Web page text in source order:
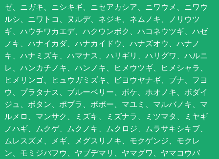
ゼ、ニガキ、ニシキギ、ニセアカシア、ニワウメ、ニワウ
ルシ、ニワトコ、ヌルデ、ネジキ、ネムノキ、ノリウツ
ギ、ハウチワカエデ、ハクウンボク、ハコネウツギ、ハゼ
ノキ、ハナイカダ、ハナカイドウ、ハナズオウ、ハナノ
キ、ハナミズキ、ハマナス、ハリギリ、ハリグワ、ハルニ
レ、ハンカチノキ、ハンノキ、ヒメウツギ、ヒメシャラ、
ヒメリンゴ、ヒュウガミズキ、ビヨウヤナギ、ブナ、フヨ
ウ、プラタナス、ブルーベリー、ボケ、ホオノキ、ボダイ
ジュ、ボタン、ポプラ、ポポー、マユミ、マルバノキ、マ
ルメロ、マンサク、ミズキ、ミズナラ、ミツマタ、ミヤギ
ノハギ、ムクゲ、ムクノキ、ムクロジ、ムラサキシキブ、
ムレスズメ、メギ、メグスリノキ、モクゲンジ、モクレ
ン、モミジバフウ、ヤブデマリ、ヤマグワ、ヤマコウバ